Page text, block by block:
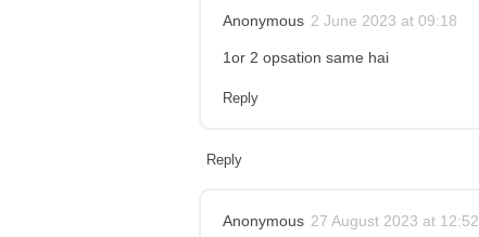
Anonymous 2 June 2023 at 09:18
1or 2 opsation same hai
Reply
Reply
Anonymous 27 August 2023 at 12:52